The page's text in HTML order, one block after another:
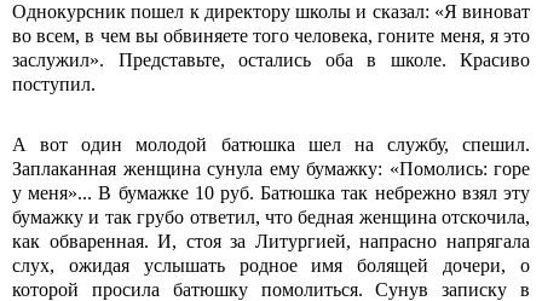
Однокурсник пошел к директору школы и сказал: «Я виноват
во всем, в чем вы обвиняете того человека, гоните меня, я это
заслужил». Представьте, остались оба в школе. Красиво
поступил.
А вот один молодой батюшка шел на службу, спешил.
Заплаканная женщина сунула ему бумажку: «Помолись: горе
у меня»... В бумажке 10 руб. Батюшка так небрежно взял эту
бумажку и так грубо ответил, что бедная женщина отскочила,
как обваренная. И, стоя за Литургией, напрасно напрягала
слух, ожидая услышать родное имя болящей дочери, о
которой просила батюшку помолиться. Сунув записку в